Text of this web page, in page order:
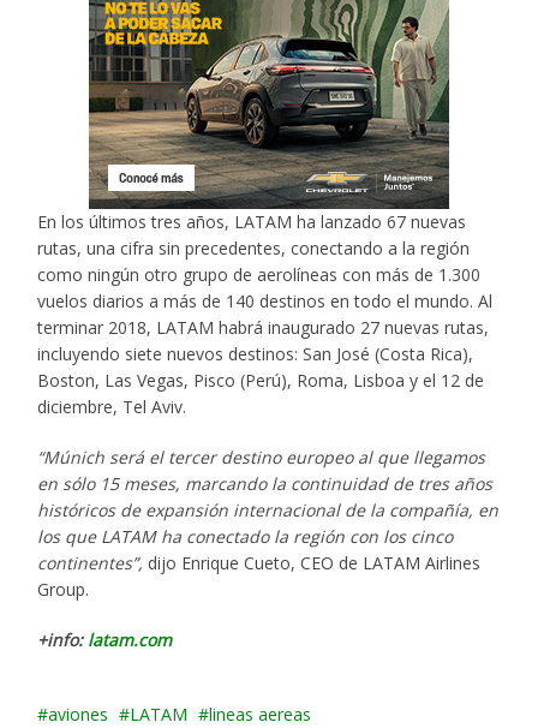
En los últimos tres años, LATAM ha lanzado 67 nuevas
rutas, una cifra sin precedentes, conectando a la región
como ningún otro grupo de aerolíneas con más de 1.300
vuelos diarios a más de 140 destinos en todo el mundo. Al
terminar 2018, LATAM habrá inaugurado 27 nuevas rutas,
incluyendo siete nuevos destinos: San José (Costa Rica),
Boston, Las Vegas, Pisco (Perú), Roma, Lisboa y el 12 de
diciembre, Tel Aviv.
“Múnich será el tercer destino europeo al que llegamos
en sólo 15 meses, marcando la continuidad de tres años
históricos de expansión internacional de la compañía, en
los que LATAM ha conectado la región con los cinco
continentes”, dijo Enrique Cueto, CEO de LATAM Airlines
Group.
+info: latam.com
aviones LATAM lineas aereas